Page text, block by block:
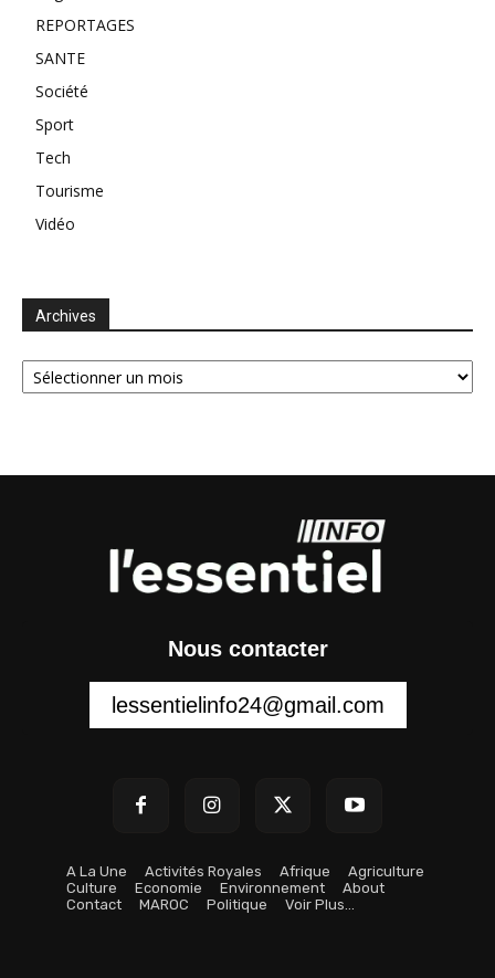
REPORTAGES
SANTE
Société
Sport
Tech
Tourisme
Vidéo
Archives
Archives
Nous contacter
lessentielinfo24@gmail.com
A La Une Activités Royales Afrique
Agriculture
Culture
Economie Environnement
About
Contact
MAROC Politique Voir Plus…